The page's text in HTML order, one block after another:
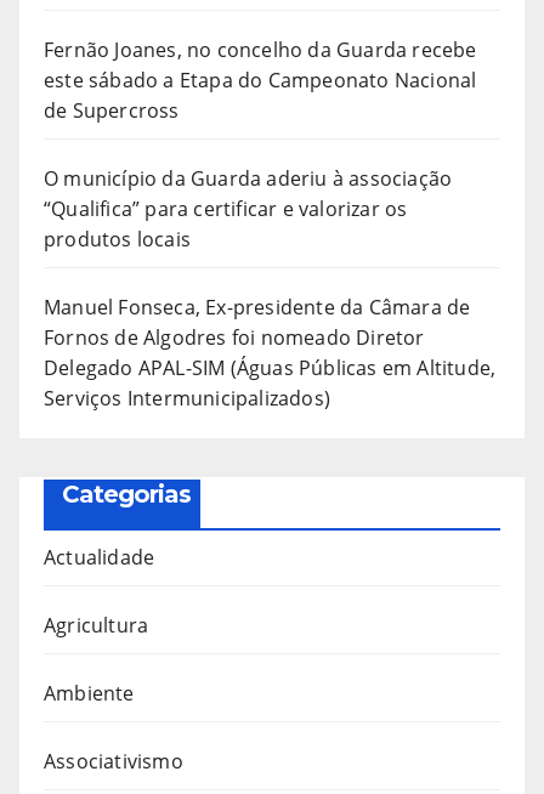
Fernão Joanes, no concelho da Guarda recebe
este sábado a Etapa do Campeonato Nacional
de Supercross
O município da Guarda aderiu à associação
“Qualifica” para certificar e valorizar os
produtos locais
Manuel Fonseca, Ex-presidente da Câmara de
Fornos de Algodres foi nomeado Diretor
Delegado APAL-SIM (Águas Públicas em Altitude,
Serviços Intermunicipalizados)
Categorias
Actualidade
Agricultura
Ambiente
Associativismo